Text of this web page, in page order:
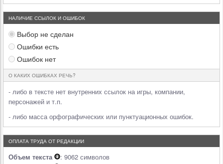
НАЛИЧИЕ ССЫЛОК И ОШИБОК
Выбор не сделан
Ошибки есть
Ошибок нет
О КАКИХ ОШИБКАХ РЕЧЬ?
- либо в тексте нет внутренних ссылок на игры, компании,
персонажей и т.п.
- либо масса орфографических или пунктуационных ошибок.
ОПЛАТА ТРУДА ОТ РЕДАКЦИИ
Объем текста
: 9062 символов